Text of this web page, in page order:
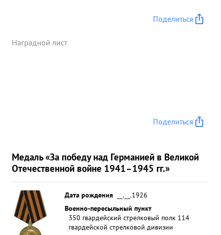
Поделиться
Наградной лист
Поделиться
Медаль «За победу над Германией в Великой
Отечественной войне 1941–1945 гг.»
Дата рождения
__.__.1926
Военно-пересыльный пункт
350 гвардейский стрелковый полк 114
гвардейской стрелковой дивизии